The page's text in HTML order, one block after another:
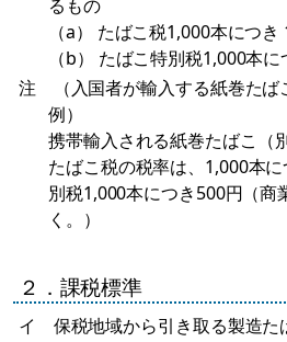
るもの
（a） たばこ税1,000本につ
（b） たばこ特別税1,000本
注 （入国者が輸入する紙巻たば
例）
携帯輸入される紙巻たばこ（
たばこ税の税率は、1,000本
別税1,000本につき500円（商
く。）
２．課税標準
イ 保税地域から引き取る製造た